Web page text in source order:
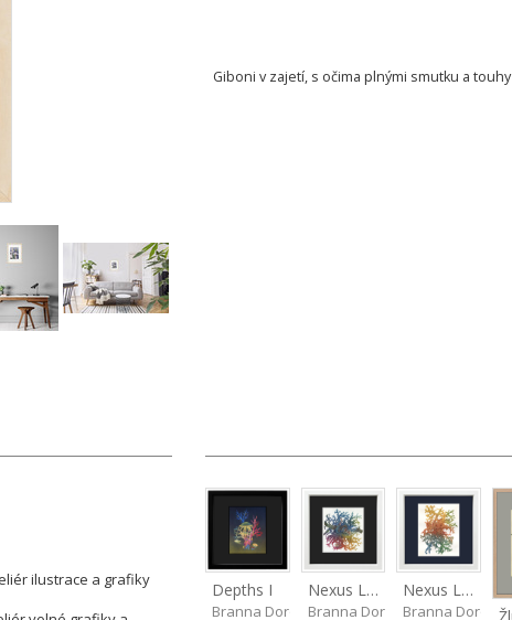
Giboni v zajetí, s očima plnými smutku a
ilustrace a grafiky
Depths I
Branna Dorota
Nexus Leporum II
Branna Dorota
Nexus Leporum
Branna Dorota